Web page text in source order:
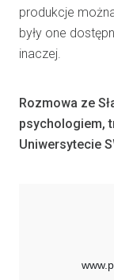
produkcje
były one
inaczej.
Rozmowa ze
psychologiem,
Uniwersytecie